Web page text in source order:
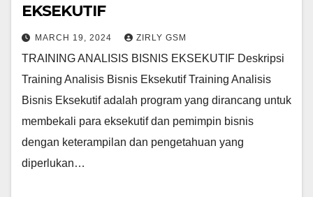
EKSEKUTIF
MARCH 19, 2024 ZIRLY GSM
TRAINING ANALISIS BISNIS EKSEKUTIF Deskripsi
Training Analisis Bisnis Eksekutif Training Analisis
Bisnis Eksekutif adalah program yang dirancang untuk
membekali para eksekutif dan pemimpin bisnis
dengan keterampilan dan pengetahuan yang
diperlukan…